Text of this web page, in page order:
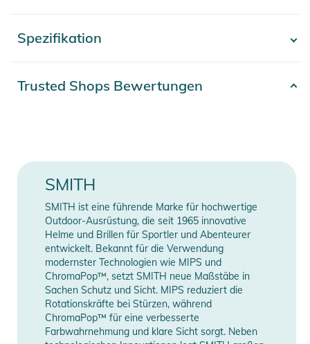
tiefsten Powder und die am frischesten präparierten Pisten.
VISION:
natürliche Farbe, wodurch Details hervorgehoben werden
- Sphärische Carbon-X-Scheibe für unverzerrte Optik und
- 5X Antibeschlag-Scheibe für verbesserte
Antibeschlagleistung
- TLT Glastechnologie für kristallklare Sicht
PASSFORM:
- Kleine Passform
- Der Responsive Fit- Rahmen passt sich deinem Gesicht an
und sorgt so für präzisen, komfortablen Sitz
- Mit dem QuickFit Band-Anpassungssystem findest du
Spezifikation
Manufacturer
Information
Herstellerangaben
anzeigen
Trusted Shops Bewertungen
SMITH
SMITH ist eine führende Marke für hochwertige
Outdoor-Ausrüstung, die seit 1965 innovative
Helme und Brillen für Sportler und Abenteurer
entwickelt. Bekannt für die Verwendung
modernster Technologien wie MIPS und
ChromaPop™, setzt SMITH neue Maßstäbe in
Sachen Schutz und Sicht. MIPS reduziert die
Rotationskräfte bei Stürzen, während
ChromaPop™ für eine verbesserte
Farbwahrnehmung und klare Sicht sorgt. Neben